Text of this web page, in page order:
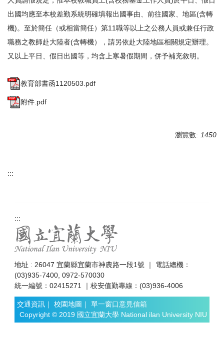
出國均應至本校差勤系統明確填報出國事由、前往國家、地區(含轉
機)。至於簡任（或相當簡任）第11職等以上之公務人員或兼任行政
職務之教師赴大陸者(含轉機），請另依赴大陸地區相關規定辦理。
又以上平日、假日出國等，均含上寒暑假期間，併予補充敘明。
教育部書函1120503.pdf
附件.pdf
瀏覽數: 1450
:::
:::
地址 : 26047 宜蘭縣宜蘭市神農路一段1號 ｜ 電話總機：
(03)935-7400, 0972-570030
統一編號：02415271 ｜校安值勤專線：(03)936-4006
交通資訊 ｜ 校園地圖 ｜ 單一窗口意見信箱
Copyright © 2019 國立宜蘭大學 National ilan University NIU